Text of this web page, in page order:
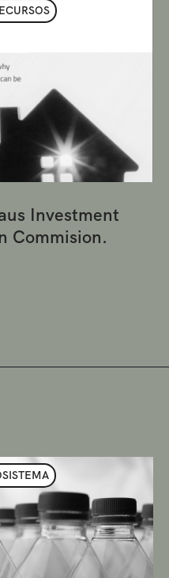
Investment
Commision.